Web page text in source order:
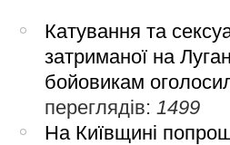
Катування та
затриманої на
бойовикам
переглядів: 1499
На Київщині